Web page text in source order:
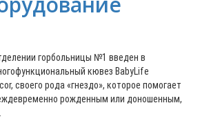
горбольницы №1 введен в
кювез BabyLife
своего рода «гнездо», которое помогает
рожденным или доношенным,